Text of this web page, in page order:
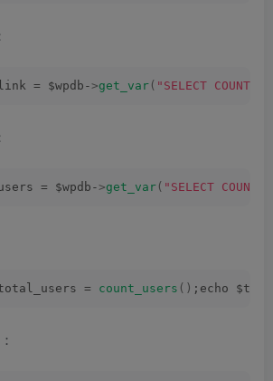
= $wpdb->get_var ( "SELECT
= $wpdb->get_var ( "SELECT
= count_users () ;echo